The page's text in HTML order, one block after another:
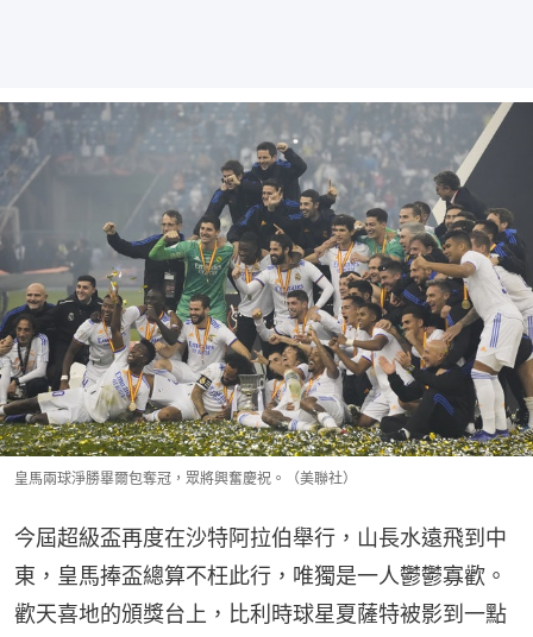
皇馬兩球淨勝畢爾包奪冠，眾將興奮慶祝。（美聯社）
今屆超級盃再度在沙特阿拉伯舉行，山長水遠飛到中
東，皇馬捧盃總算不枉此行，唯獨是一人鬱鬱寡歡。
歡天喜地的頒獎台上，比利時球星夏薩特被影到一點